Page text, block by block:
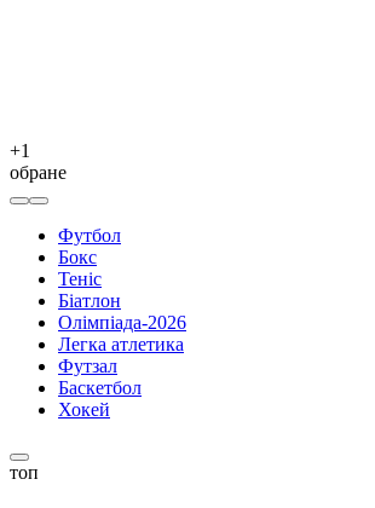
+1
обране
Футбол
Бокс
Теніс
Біатлон
Олімпіада-2026
Легка атлетика
Футзал
Баскетбол
Хокей
топ